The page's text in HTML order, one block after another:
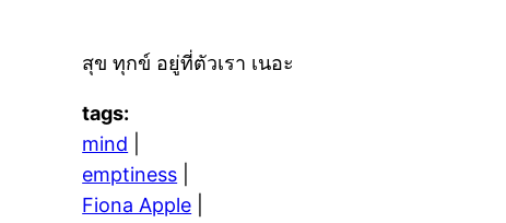
สุข ทุกข์ อยู่ที่ตัวเรา เนอะ
tags:
mind
emptiness
Fiona Apple